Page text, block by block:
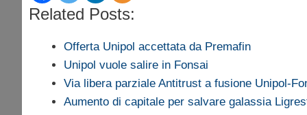
Related Posts:
Offerta Unipol accettata da Premafin
Unipol vuole salire in Fonsai
Via libera parziale Antitrust a fusione Unipol-
Aumento di capitale per salvare galassia